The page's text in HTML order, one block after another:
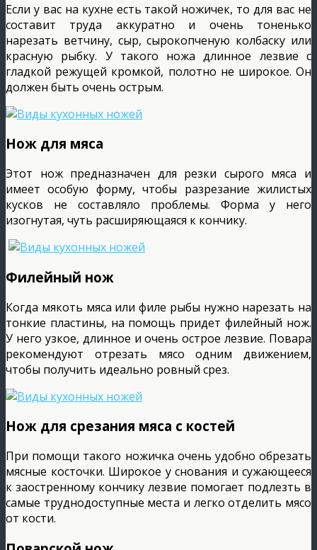
Если у вас на кухне есть такой ножичек, то для вас не
составит труда аккуратно и очень тоненько
нарезать ветчину, сыр, сырокопченую колбаску или
красную рыбку. У такого ножа длинное лезвие с
гладкой режущей кромкой, полотно не широкое. Он
должен быть очень острым.
Нож для мяса
Этот нож предназначен для резки сырого мяса и
имеет особую форму, чтобы разрезание жилистых
кусков не составляло проблемы. Форма у него
изогнутая, чуть расширяющаяся к кончику.
Филейный нож
Когда мякоть мяса или филе рыбы нужно нарезать на
тонкие пластины, на помощь придет филейный нож.
У него узкое, длинное и очень острое лезвие. Повара
рекомендуют отрезать мясо одним движением,
чтобы получить идеально ровный срез.
Нож для срезания мяса с костей
При помощи такого ножичка очень удобно обрезать
мясные косточки. Широкое у снования и сужающееся
к заостренному кончику лезвие помогает подлезть в
самые труднодоступные места и легко отделить мясо
от кости.